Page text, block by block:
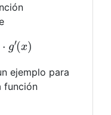
(x)
ejemplo para
función